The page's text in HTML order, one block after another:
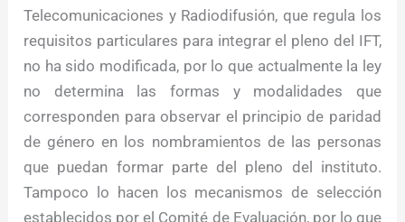
Telecomunicaciones y Radiodifusión, que regula los
requisitos particulares para integrar el pleno del IFT,
no ha sido modificada, por lo que actualmente la ley
no determina las formas y modalidades que
corresponden para observar el principio de paridad
de género en los nombramientos de las personas
que puedan formar parte del pleno del instituto.
Tampoco lo hacen los mecanismos de selección
establecidos por el Comité de Evaluación, por lo que